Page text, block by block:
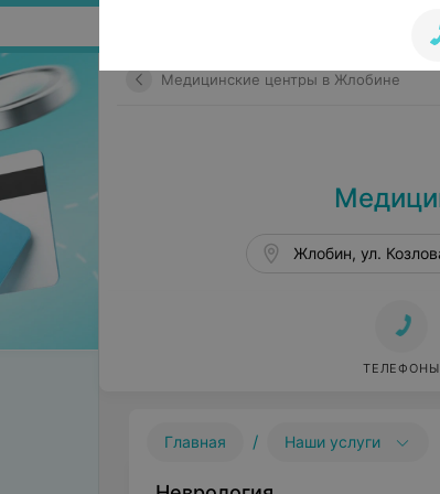
Медицинские центры в Жлобине
Жлобин, ул.
ТЕЛЕФОНЫ
Главная / Наши услуги